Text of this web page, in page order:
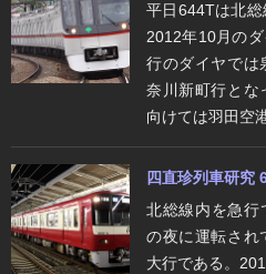
平日644Tは北総
2012年10月の
行のダイヤでは
奈川新町行とな
向けては羽田空
四直珍列車研究
北総線内を急行
の夜に運転され
大行である。